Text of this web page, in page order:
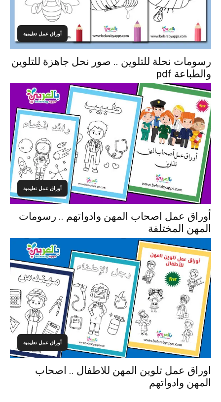
أوراق عمل تعليمية
رسومات نحلة للتلوين .. صور نحل جاهزة للتلوين
والطباعة pdf
أوراق عمل تعليمية
أوراق عمل اصحاب المهن وادواتهم .. رسومات
المهن المختلفة
أوراق عمل تعليمية
اوراق عمل تلوين المهن للاطفال .. اصحاب
المهن وادواتهم